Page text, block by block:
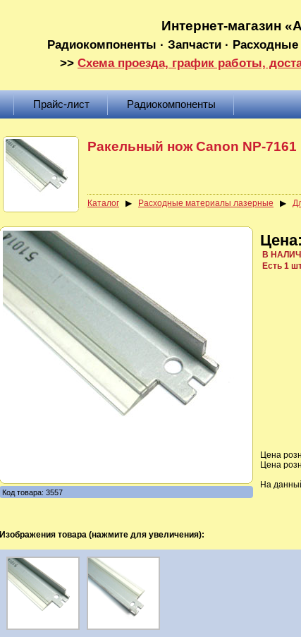
Интернет-магазин
Радиокомпоненты · Запчасти ·
>> Схема проезда, график работы,
Прайс-лист Радиокомпоненты
Ракельный нож Canon NP-7161
Каталог ▶ Расходные материалы лазерные ▶
Код товара: 3557
В
Есть 1
Цена
Цена
На
Изображения товара (нажмите для увеличения):